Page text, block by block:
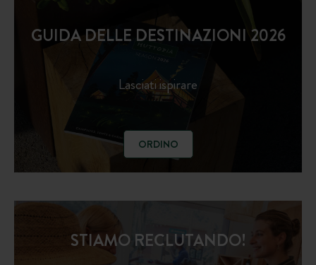
GUIDA DELLE DESTINAZIONI 2026
Lasciati ispirare
ORDINO
STIAMO RECLUTANDO!